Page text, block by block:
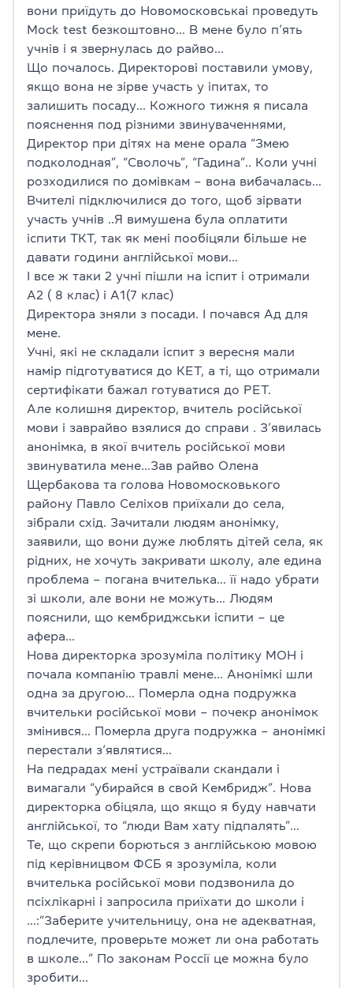
вони приїдуть до Новомосковськаі проведуть
Мосk test безкоштовно… В мене було п’ять
учнів і я звернулась до райво…
Що почалось. Директорові поставили умову,
якщо вона не зірве участь у іпитах, то
залишить посаду… Кожного тижня я писала
пояснення под різними звинуваченнями,
Директор при дітях на мене орала “Змею
подколодная”, “Сволочь”, “Гадина”.. Коли учні
розходилися по домівкам – вона вибачалась…
Вчителі підключилися до того, щоб зірвати
участь учнів ..Я вимушена була оплатити
іспити ТКТ, так як мені пообіцяли більше не
давати години англійської мови…
І все ж таки 2 учні пішли на іспит і отримали
А2 ( 8 клас) і А1(7 клас)
Директора зняли з посади. І почався Ад для
мене.
Учні, які не складали іспит з вересня мали
намір підготуватися до КЕТ, а ті, що отримали
сертифікати бажал готуватися до РЕТ.
Але колишня директор, вчитель російської
мови і заврайво взялися до справи . З’явилась
анонімка, в якої вчитель російської мови
звинуватила мене…Зав райво Олена
Щербакова та голова Новомосковького
району Павло Селіхов приїхали до села,
зібрали схід. Зачитали людям анонімку,
заявили, що вони дуже люблять дітей села, як
рідних, не хочуть закривати школу, але едина
проблема – погана вчителька… її надо убрати
зі школи, але вони не можуть… Людям
пояснили, що кембриджськи іспити – це
афера…
Нова директорка зрозуміла політику МОН і
почала компанію травлі мене… Анонімкі шли
одна за другою… Померла одна подружка
вчительки російської мови – почекр анонімок
змінився… Померла друга подружка – анонімкі
перестали з’являтися…
На педрадах мені устраївали скандали і
вимагали “убирайся в свой Кембридж”. Нова
директорка обіцяла, що якщо я буду навчати
англійської, то “люди Вам хату підпалять”…
Те, що скрепи борються з англійською мовою
під керівницвом ФСБ я зрозуміла, коли
вчителька російської мови подзвонила до
псіхлікарні і запросила приїхати до школи і
…:”Заберите учительницу, она не адекватная,
подлечите, проверьте может ли она работать
в школе…” По законам Россії це можна було
зробити…